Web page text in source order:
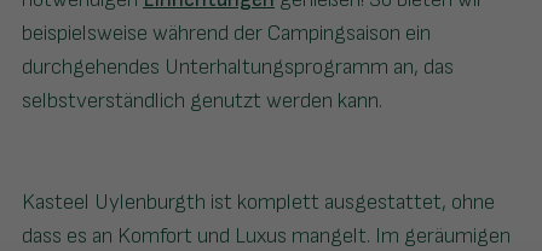
beispielsweise während der Campingsaison ein
durchgehendes Unterhaltungsprogramm an, das
selbstverständlich genutzt werden kann.
Kasteel Uylenburgth ist komplett ausgestattet, ohne
dass es an Komfort und Luxus mangelt. Im geräumigen